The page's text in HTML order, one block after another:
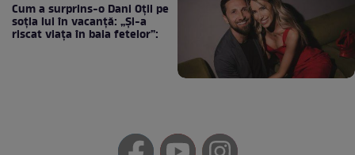
Cum a surprins-o Dani Oțil pe
soția lui în vacanță: „Și-a
riscat viața în baia fetelor”: